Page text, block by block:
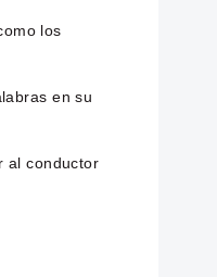
los
en su
al conductor